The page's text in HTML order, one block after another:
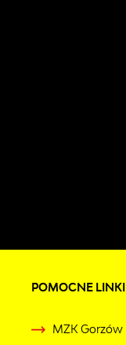
POMOCNE LINKI
MZK Gorzów